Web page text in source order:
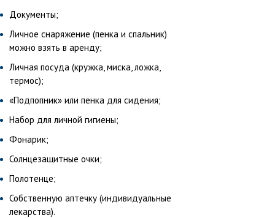
Документы;
Личное снаряжение (пенка и спальник)
можно взять в аренду;
Личная посуда (кружка, миска, ложка,
термос);
«Подпопник» или пенка для сидения;
Набор для личной гигиены;
Фонарик;
Солнцезащитные очки;
Полотенце;
Собственную аптечку (индивидуальные
лекарства).